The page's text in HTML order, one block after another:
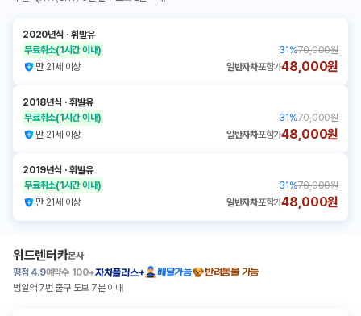
2020년식 ㆍ휘발유
무료취소(1시간 이내) 31 %70,000원
만 21세 이상
일반자차포함가48,000원
2018년식 ㆍ휘발유
무료취소(1시간 이내) 31 %70,000원
만 21세 이상
일반자차포함가48,000원
2019년식 ㆍ휘발유
무료취소(1시간 이내) 31 %70,000원
만 21세 이상
일반자차포함가48,000원
위드렌터카본사
평점 4.9예약수 100+자차플러스+ 배달가능
반려동물 가능
범일역 7번 출구 도보 7분 이내